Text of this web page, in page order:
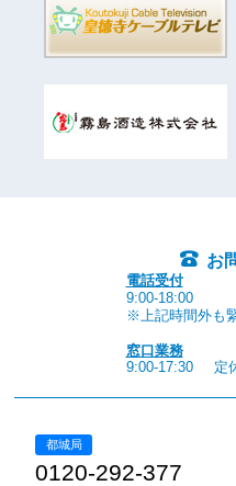
お
電話受付
9:00-18:00
※上記時間外も
窓口業務
9:00-17:30
定
都城局
0120-292-377